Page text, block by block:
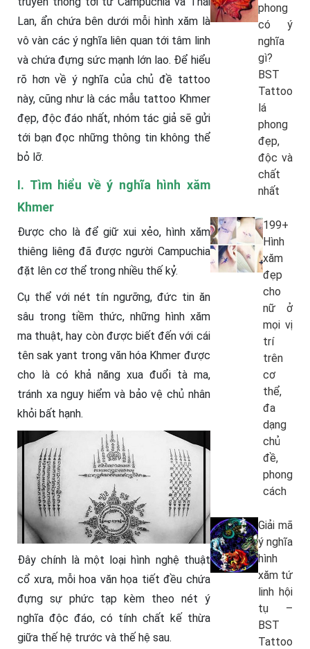
Lan, ẩn chứa bên dưới mỗi hình xăm là
vô vàn các ý nghĩa liên quan tới tâm linh
và chứa đựng sức mạnh lớn lao. Để hiểu
rõ hơn về ý nghĩa của chủ đề tattoo
này, cũng như là các mẫu tattoo Khmer
đẹp, độc đáo nhất, nhóm tác giả sẽ gửi
tới bạn đọc những thông tin không thể
bỏ lỡ.
I. Tìm hiểu về ý nghĩa hình xăm
Khmer
Được cho là để giữ xui xẻo, hình xăm
thiêng liêng đã được người Campuchia
đặt lên cơ thể trong nhiều thế kỷ.
Cụ thể với nét tín ngưỡng, đức tin ăn
sâu trong tiềm thức, những hình xăm
ma thuật, hay còn được biết đến với cái
tên sak yant trong văn hóa Khmer được
cho là có khả năng xua đuổi tà ma,
tránh xa nguy hiểm và bảo vệ chủ nhân
khỏi bất hạnh.
Đây chính là một loại hình nghệ thuật
cổ xưa, mỗi hoa văn họa tiết đều chứa
đựng sự phức tạp kèm theo nét ý
nghĩa độc đáo, có tính chất kế thừa
giữa thế hệ trước và thế hệ sau.
phong
có ý
nghĩa
gì?
BST
Tattoo
lá
phong
đẹp,
độc và
chất
nhất
199+
Hình
xăm
đẹp
cho
nữ ở
mọi vị
trí
trên
cơ
thể,
đa
dạng
chủ
đề,
phong
cách
Giải mã
ý nghĩa
hình
xăm tứ
linh hội
tụ –
BST
Tattoo